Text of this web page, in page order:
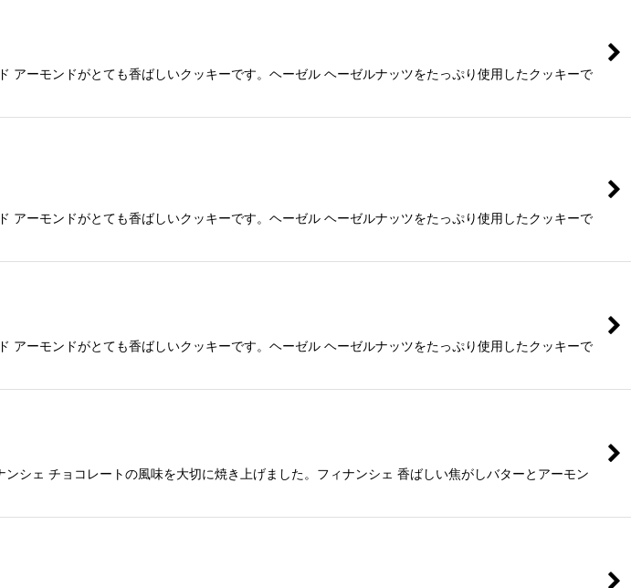
ーモンドがとても香ばしいクッキーです。ヘーゼル ヘーゼルナッツをたっぷり使用したクッキーで
ーモンドがとても香ばしいクッキーです。ヘーゼル ヘーゼルナッツをたっぷり使用したクッキーで
ーモンドがとても香ばしいクッキーです。ヘーゼル ヘーゼルナッツをたっぷり使用したクッキーで
シェ チョコレートの風味を大切に焼き上げました。フィナンシェ 香ばしい焦がしバターとアーモン